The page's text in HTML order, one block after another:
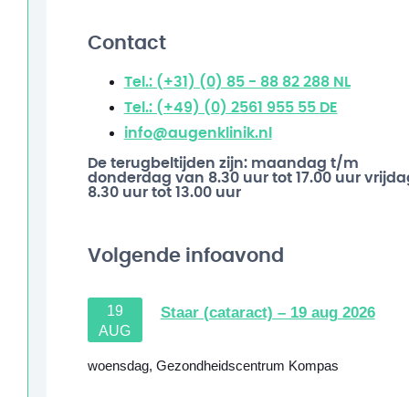
Contact
Tel.: (+31) (0) 85 - 88 82 288 NL
Tel.: (+49) (0) 2561 955 55 DE
info@augenklinik.nl
De terugbeltijden zijn: maandag t/m
donderdag van 8.30 uur tot 17.00 uur
8.30 uur tot 13.00 uur
Volgende infoavond
19
AUG
Staar (cataract) – 19 aug 2026
woensdag, Gezondheidscentrum Kompas